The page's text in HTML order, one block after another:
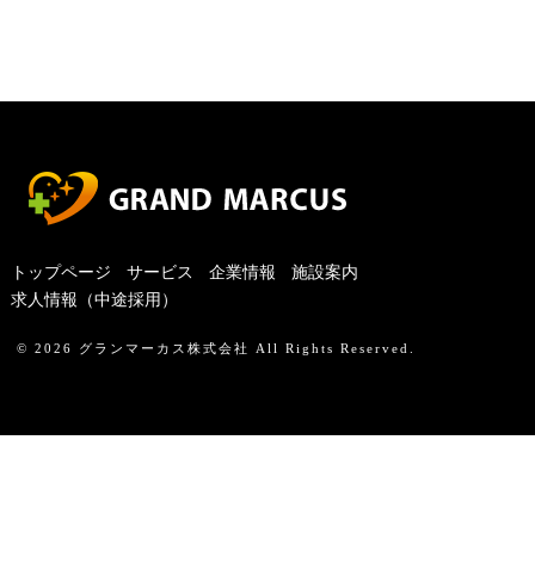
トップページ サービス 企業情報
施設案内
求人情報（中途採用）
© 2026 グランマーカス株式会社 All Rights Reserved.